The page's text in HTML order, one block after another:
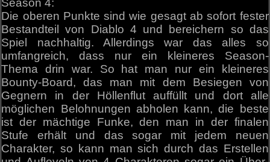
Season 4:
Die oberen Punkte sind wie gesagt ab sofort fester
Bestandteil von Diablo 4 und bereichern so das
Spiel nachhaltig. Allerdings war das alles so
umfangreich, dass nur ein kleineres Season-
Thema drin war. So hat man nur ein kleineres
Bounty-Board, das man mit dem Besiegen von
Gegnern in der Höllenflut auffüllt und dort alle
möglichen Belohnungen abholen kann, die beste
ist der mächtige Funke, den man in der finalen
Stufe erhält und das sogar mit jedem neuen
Charakter, so kann man sich durch das Erstellen